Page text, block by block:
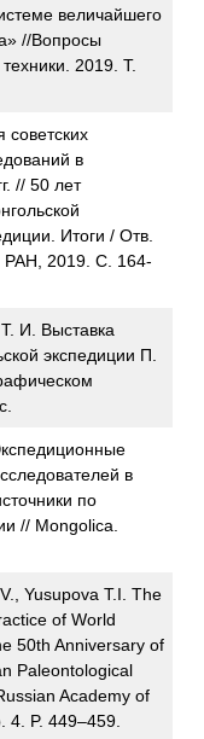
величайшего
//Вопросы
2019. Т.
в
// 50 лет
Итоги / Отв.
2019. С. 164-
И. Выставка
экспедиции П.
в
по
// Mongolica.
Yusupova T.I. The
of World
50th Anniversary of
Paleontological
Academy of
4. P. 449–459.